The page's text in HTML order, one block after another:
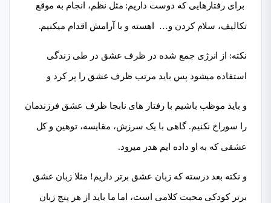
برای رفتارهایی که دوست داریم: مثل نظم، انجام به موقع
تکالیف، سلام کردن و… اهسته و با آرامش اقدام میکنیم.
نکته: از انرژی جمع شده در ظرف عشق در طی زندگی
استفاده میشود پس باید مرتب ظرف عشق را پر کرد و
و باید موظب باشیم با رفتار های نابجا ظرف عشق فرزندمان
را سوراخ نکنیم. گاهی با یک سرزش، مقایسه، توهین و کل
عشقی که به او داده ایم هدر میرود.
و نکته بعد درسته که زبان عشق برتر داریم! مثلا زبان عشق
برتر کودکی محبت کلامی است، اما ما باید از هر پنج زبان